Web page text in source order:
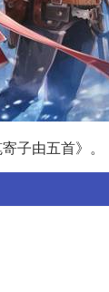
子由五首》。